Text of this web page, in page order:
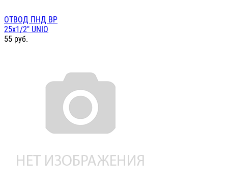
ОТВОД ПНД ВР
25х1/2" UNIO
55 руб.